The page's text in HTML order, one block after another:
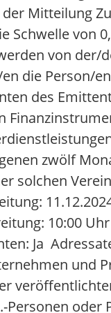
10:00
Ja
und